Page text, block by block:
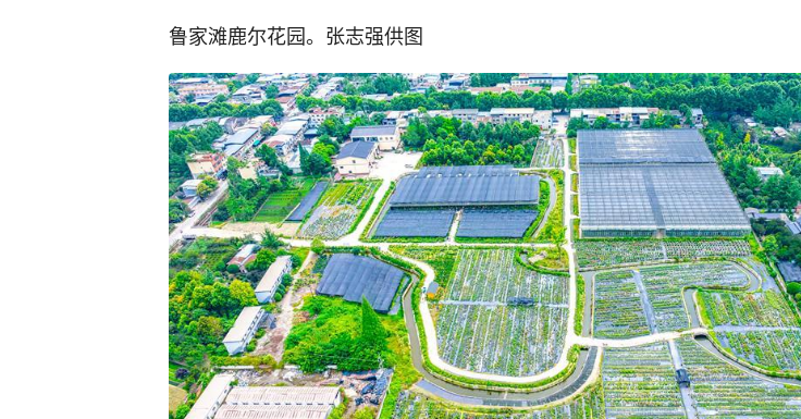
鲁家滩鹿尔花园。张志强供图